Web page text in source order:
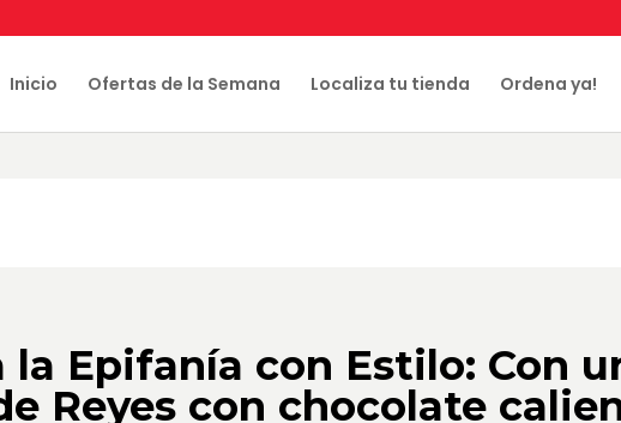
Inicio Ofertas de la Semana Localiza tu tienda Ordena ya!
la Epifanía con Estilo: Con
Reyes con chocolate